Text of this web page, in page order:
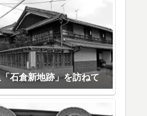
石倉新地跡」を訪ねて